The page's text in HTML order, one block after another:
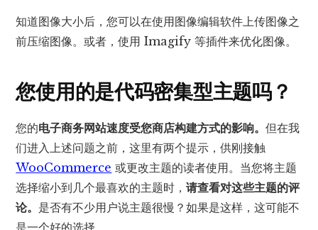
知道图像大小后，您可以在使用图像编辑软件上传图像之
前压缩图像。或者，使用 Imagify 等插件来优化图像。
您使用的是代码密集型主题吗？
您的电子商务网站速度受您商店构建方式的影响。但在我
们进入上述问题之前，这里有两个提示，供刚接触
WooCommerce 或更改主题的读者使用。当您将主题
选择缩小到几个最喜欢的主题时，请查看对这些主题的评
论。 是否有不少用户说主题很慢？如果是这样，这可能不
是一个好的选择。